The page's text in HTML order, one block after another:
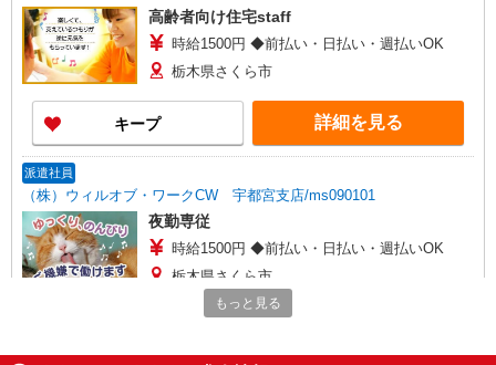
高齢者向け住宅staff
時給1500円 ◆前払い・日払い・週払いOK
栃木県さくら市
キープ 詳細を見る
派遣社員
（株）ウィルオブ・ワークCW 宇都宮支店/ms090101
夜勤専従
時給1500円 ◆前払い・日払い・週払いOK
栃木県さくら市
もっと見る